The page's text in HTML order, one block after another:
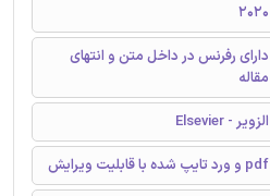
2020
دارای رفرنس در داخل متن و انتهای
مقاله
الزویر - Elsevier
pdf و ورد تایپ شده با قابلیت ویرایش